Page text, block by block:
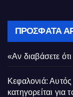
ΠΡΌΣΦΑΤΑ
«Αν διαβάσετε
Κεφαλονιά:
κατηγορείται